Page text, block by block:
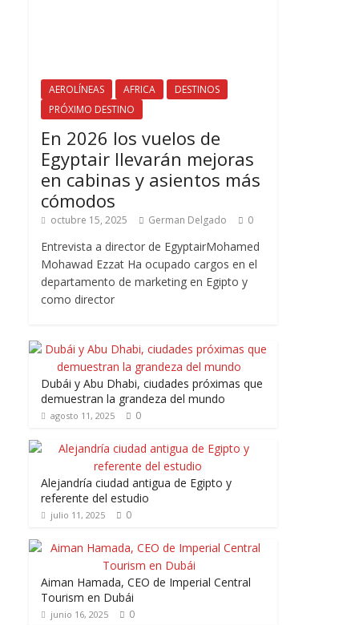
AEROLÍNEAS AFRICA
DESTINOS
PRÓXIMO DESTINO
En 2026 los vuelos de
Egyptair llevarán mejoras
en cabinas y asientos más
cómodos
octubre 15, 2025 German Delgado 0
Entrevista a director de EgyptairMohamed
Mohawad Ezzat Ha ocupado cargos en el
departamento de marketing en Egipto y
como director
Dubái y Abu Dhabi, ciudades próximas que
demuestran la grandeza del mundo
agosto 11, 2025 0
Alejandría ciudad antigua de Egipto y
referente del estudio
julio 11, 2025 0
Aiman Hamada, CEO de Imperial Central
Tourism en Dubái
junio 16, 2025 0